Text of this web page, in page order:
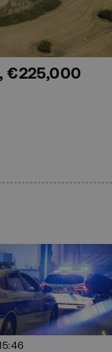
€225,000